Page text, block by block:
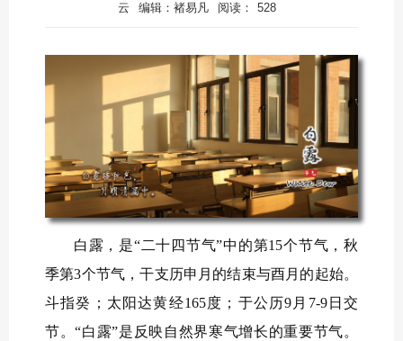
云
编辑：褚易凡 阅读： 528
白露，是“二十四节气”中的第15个节气，秋
季第3个节气，干支历申月的结束与酉月的起始。
斗指癸；太阳达黄经165度；于公历9月7-9日交
节。“白露”是反映自然界寒气增长的重要节气。